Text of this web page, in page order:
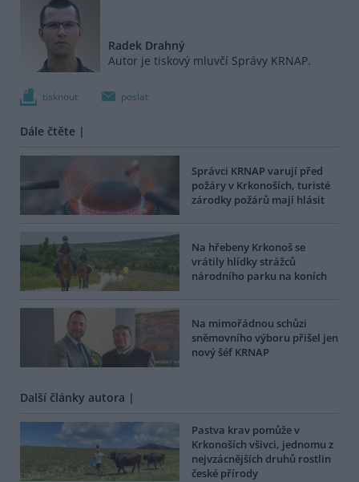
Radek Drahný
Autor je tiskový mluvčí Správy KRNAP.
tisknout poslat
Dále čtěte |
Správci KRNAP varují před
požáry v Krkonoších, turisté
zárodky požárů mají hlásit
Na hřebeny Krkonoš se
vrátily hlídky strážců
národního parku na koních
Na mimořádnou schůzi
sněmovního výboru přišel jen
nový šéf KRNAP
Další články autora |
Pastva krav pomůže v
Krkonoších všivci, jednomu z
nejvzácnějších druhů rostlin
české přírody